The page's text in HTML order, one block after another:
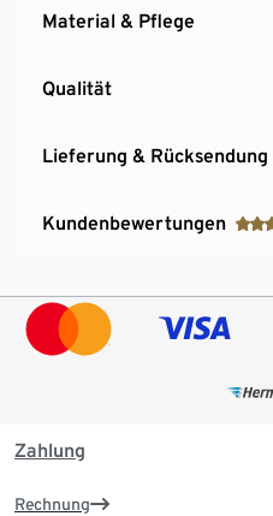
Material & Pflege
Qualität
Lieferung & Rücksendung
Kundenbewertungen
Zahlung
Rechnung